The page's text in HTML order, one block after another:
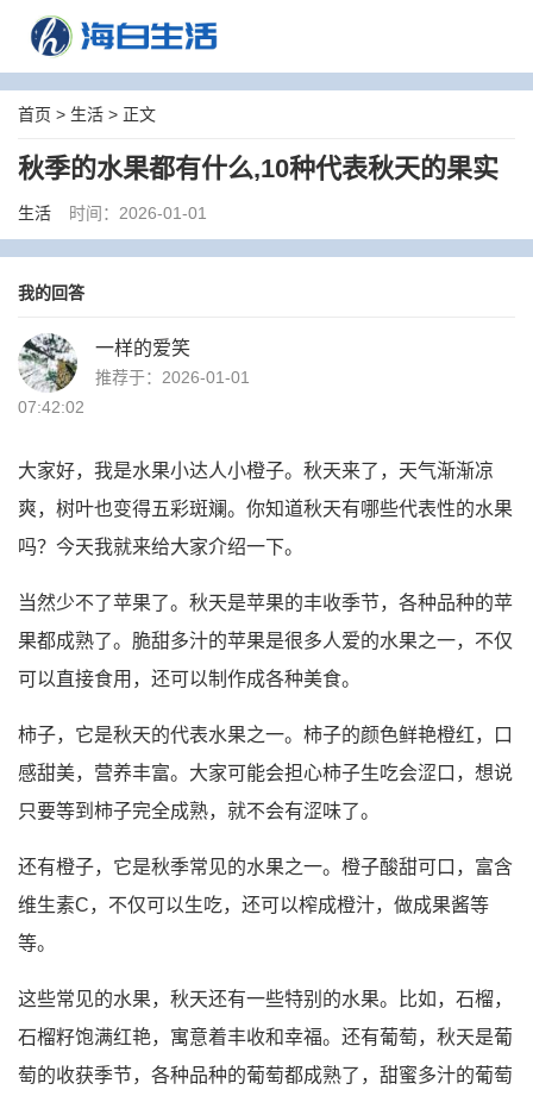
首页 > 生活 > 正文
秋季的水果都有什么,10种代表秋天的果实
生活 时间：2026-01-01
我的回答
一样的爱笑
推荐于：2026-01-01
07:42:02
大家好，我是水果小达人小橙子。秋天来了，天气渐渐凉
爽，树叶也变得五彩斑斓。你知道秋天有哪些代表性的水果
吗？今天我就来给大家介绍一下。
当然少不了苹果了。秋天是苹果的丰收季节，各种品种的苹
果都成熟了。脆甜多汁的苹果是很多人爱的水果之一，不仅
可以直接食用，还可以制作成各种美食。
柿子，它是秋天的代表水果之一。柿子的颜色鲜艳橙红，口
感甜美，营养丰富。大家可能会担心柿子生吃会涩口，想说
只要等到柿子完全成熟，就不会有涩味了。
还有橙子，它是秋季常见的水果之一。橙子酸甜可口，富含
维生素C，不仅可以生吃，还可以榨成橙汁，做成果酱等
等。
这些常见的水果，秋天还有一些特别的水果。比如，石榴，
石榴籽饱满红艳，寓意着丰收和幸福。还有葡萄，秋天是葡
萄的收获季节，各种品种的葡萄都成熟了，甜蜜多汁的葡萄